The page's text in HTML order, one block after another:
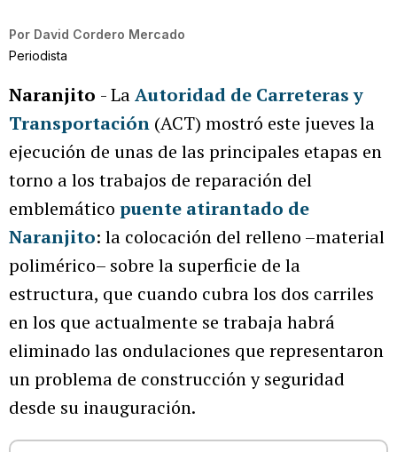
Por David Cordero Mercado
Periodista
Naranjito - LaAutoridad de Carreteras y
Transportación (ACT) mostró este jueves la
ejecución de unas de las principales etapas en
torno a los trabajos de reparación del
emblemático puente atirantado de
Naranjito: la colocación del relleno –material
polimérico– sobre la superficie de la
estructura, que cuando cubra los dos carriles
en los que actualmente se trabaja habrá
eliminado las ondulaciones que representaron
un problema de construcción y seguridad
desde su inauguración.